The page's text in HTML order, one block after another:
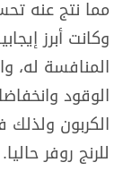
مما نتج عنه
وكانت أبرز
المنافسة له،
الوقود
الكربون
للرنج روفر حاليا.